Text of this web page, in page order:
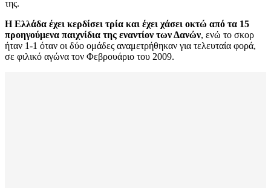
της.
Η Ελλάδα έχει κερδίσει τρία και έχει χάσει οκτώ από τα 15
προηγούμενα παιχνίδια της εναντίον των Δανών, ενώ το σκορ
ήταν 1-1 όταν οι δύο ομάδες αναμετρήθηκαν για τελευταία φορά,
σε φιλικό αγώνα τον Φεβρουάριο του 2009.